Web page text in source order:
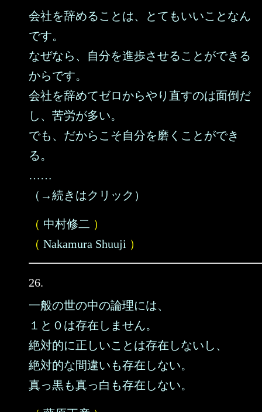
会社を辞めることは、とてもいいことなん
です。
なぜなら、自分を進歩させることができる
からです。
会社を辞めてゼロからやり直すのは面倒だ
し、苦労が多い。
でも、だからこそ自分を磨くことができ
る。
……
（→続きはクリック）
（ 中村修二 ）
（ Nakamura Shuuji ）
26.
一般の世の中の論理には、
１と０は存在しません。
絶対的に正しいことは存在しないし、
絶対的な間違いも存在しない。
真っ黒も真っ白も存在しない。